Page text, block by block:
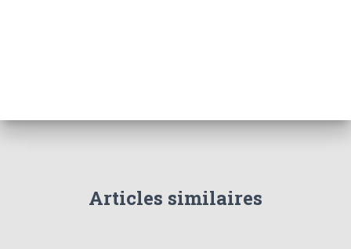
Articles similaires